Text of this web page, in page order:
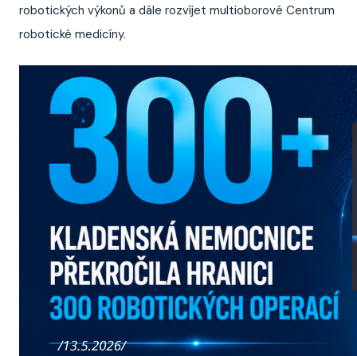
robotických výkonů a dále rozvíjet multioborové Centrum
robotické medicíny.